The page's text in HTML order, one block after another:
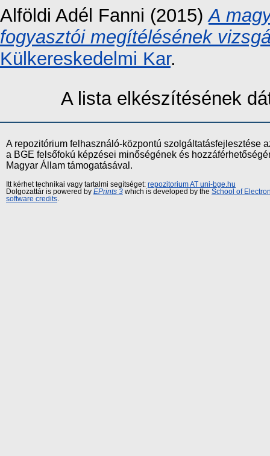
Alföldi Adél Fanni (2015)A
fogyasztói megítélésének
Külkereskedelmi Kar.
A lista elkészítésének
A repozitórium felhasználó-központú szolgáltatásfejlesztése
a BGE felsőfokú képzései minőségének és
Magyar Állam támogatásával.
Itt kérhet technikai vagy tartalmi segítséget: repozitorium AT uni-bge.hu
Dolgozattár is powered by EPrints 3 which is developed by the School of
software credits